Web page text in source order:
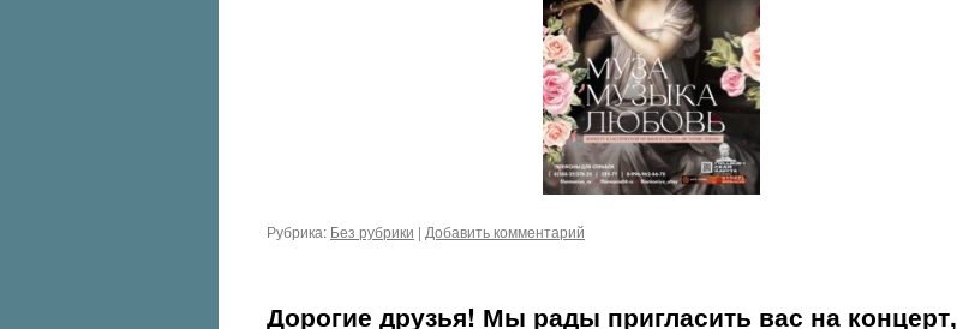
Рубрика: Без рубрики | Добавить комментарий
Дорогие друзья! Мы рады пригласить вас на концерт,